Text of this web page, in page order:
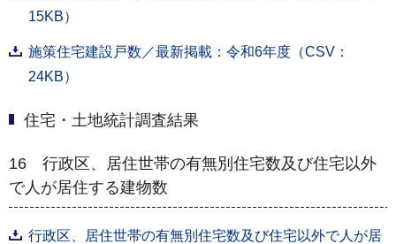
15KB）
施策住宅建設戸数／最新掲載：令和6年度（CSV：
24KB）
住宅・土地統計調査結果
16 行政区、居住世帯の有無別住宅数及び住宅以外
で人が居住する建物数
行政区、居住世帯の有無別住宅数及び住宅以外で人が居